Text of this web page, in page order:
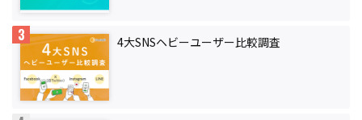
4大SNSヘビーユーザー比較調査